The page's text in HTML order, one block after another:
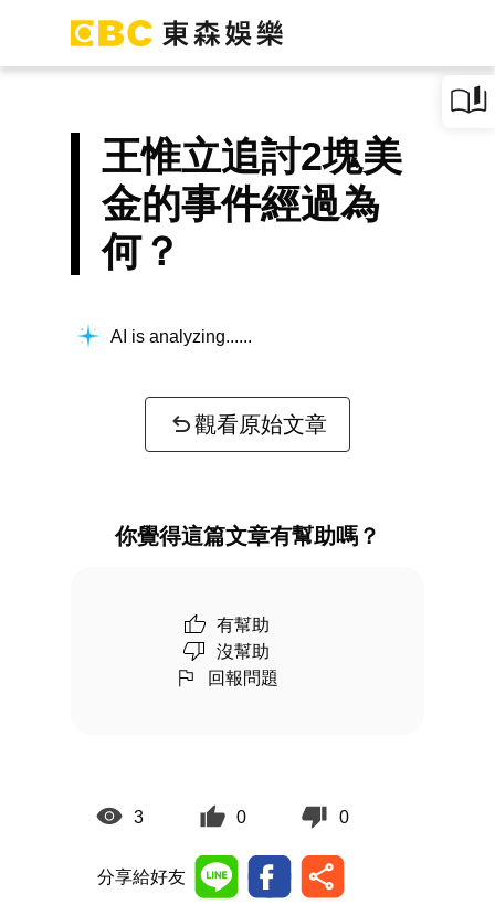
王惟立追討2塊美
金的事件經過為
何？
AI is analyzing...
觀看原始文章
你覺得這篇文章有幫助嗎？
有幫助
沒幫助
回報問題
3 0 0
分享給好友